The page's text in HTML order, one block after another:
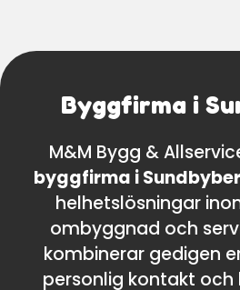
Byggfirma i
M&M Bygg &
byggfirma i
helhetslösningar
ombyggnad och
kombinerar gedigen
personlig kontakt och